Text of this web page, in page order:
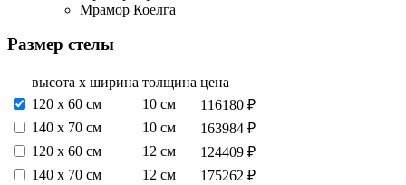
Мрамор Коелга
Размер стелы
высота х ширина толщина цена
120 х 60 см
10 см
116180 ₽
140 х 70 см
10 см
163984 ₽
120 х 60 см
12 см
124409 ₽
140 х 70 см
12 см
175262 ₽